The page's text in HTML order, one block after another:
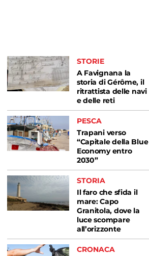
STORIE
A Favignana la
storia di Gérôme, il
ritrattista delle navi
e delle reti
PESCA
Trapani verso
“Capitale della Blue
Economy entro
2030”
STORIA
Il faro che sfida il
mare: Capo
Granitola, dove la
luce scompare
all’orizzonte
CRONACA